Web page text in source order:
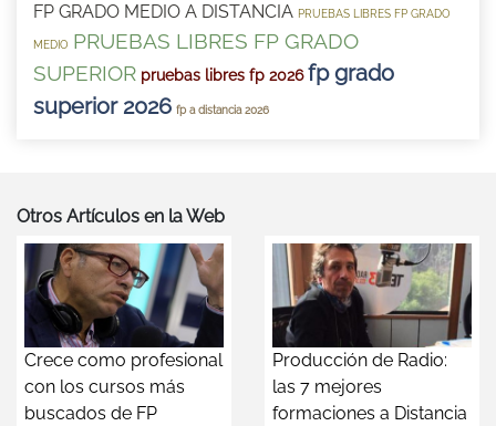
FP GRADO MEDIO A DISTANCIA PRUEBAS LIBRES FP GRADO
MEDIO PRUEBAS LIBRES FP GRADO
SUPERIOR pruebas libres fp 2026 fp grado
superior 2026 fp a distancia 2026
Otros Artículos en la Web
Crece como profesional
con los cursos más
buscados de FP
Producción de Radio:
las 7 mejores
formaciones a Distancia